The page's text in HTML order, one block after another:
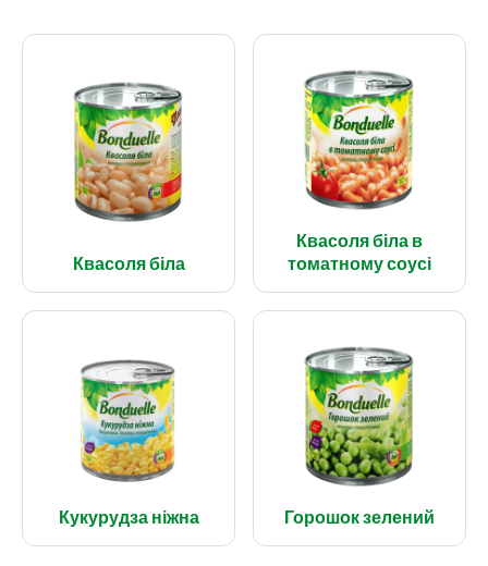
Квасоля біла
Квасоля біла в
томатному соусі
Кукурудза ніжна Горошок зелений